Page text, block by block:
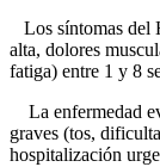
Los síntomas del
alta, dolores
fatiga) entre 1 y 8
La enfermedad
graves (tos,
hospitalización